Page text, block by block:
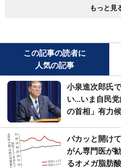
もっと見
この記事の読者に
人気の記事
小泉進次郎氏
い...いま自民
の首相」有力
パカッと開け
がん専門医が
るオメガ脂肪